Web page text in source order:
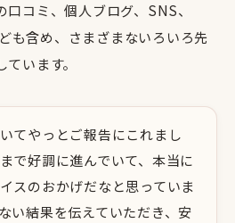
コミ、個人ブログ、SNS、
も含め、さまざまないろいろ先
います。
てやっとご報告にこれまし
で好調に進んでいて、本当に
スのおかげだなと思っていま
い結果を伝えていただき、安